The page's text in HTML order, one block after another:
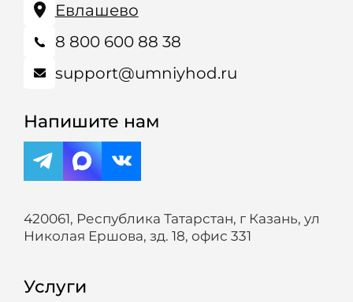
Евлашево
8 800 600 88 38
support@umniyhod.ru
Напишите нам
420061, Республика Татарстан, г Казань, ул
Николая Ершова, зд. 18, офис 331
Услуги